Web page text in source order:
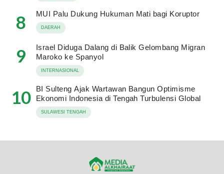
8 MUI Palu Dukung Hukuman Mati bagi Koruptor
DAERAH
9
Israel Diduga Dalang di Balik Gelombang Migran
Maroko ke Spanyol
INTERNASIONAL
10
BI Sulteng Ajak Wartawan Bangun Optimisme
Ekonomi Indonesia di Tengah Turbulensi Global
SULAWESI TENGAH